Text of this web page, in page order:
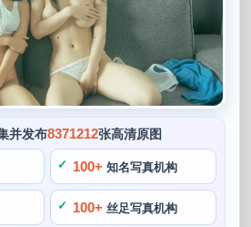
并发布8371212张高清原图
100+ 知名写真机构
100+ 丝足写真机构
424
正文
值的女孩，西园寺南歌又是一位魅力
位优秀的cos博主，除了推荐拥有一技
的每一张照片都是经过精心打磨的杰